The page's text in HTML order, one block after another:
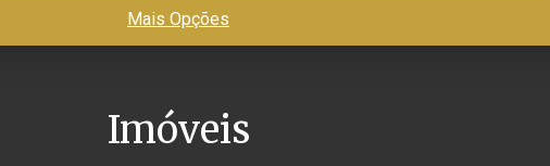
Mais Opções
Imóveis